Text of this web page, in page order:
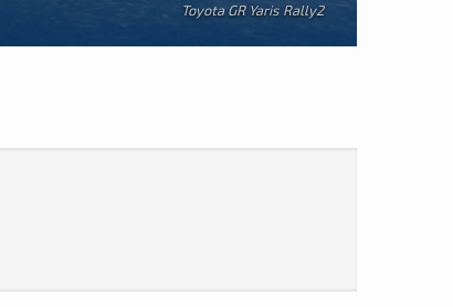
Toyota GR Yaris Rally2